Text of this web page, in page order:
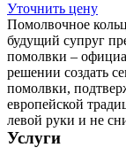
Уточнить цену
Помолвочное
будущий супруг
помолвки –
решении создать
помолвки,
европейской
левой руки и не
Услуги